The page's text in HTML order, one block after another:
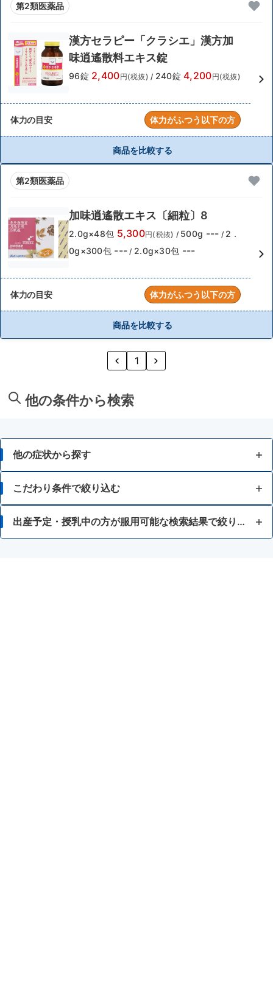
第2類医薬品
漢方セラピー「クラシエ」漢方加
味逍遙散料エキス錠
96錠 2,400円(税抜) / 240錠 4,200円(税抜)
体力の目安 体力がふつう以下の方
商品を比較する
第2類医薬品
加味逍遙散エキス〔細粒〕8
2.0g×48包 5,300円(税抜) / 500g --- / 2．
0g×300包 --- / 2.0g×30包 ---
体力の目安 体力がふつう以下の方
商品を比較する
1
他の条件から検索
他の症状から探す
むくみ
貧血
冷え
こだわり条件で絞り込む
体力が充実している方 出産予定・授乳中の方が服用可能な検索結果で絞り込む